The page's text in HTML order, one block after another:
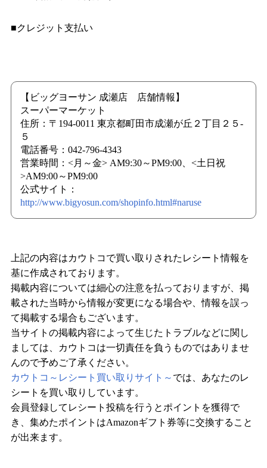
■クレジット支払い
【ビッグヨーサン 成瀬店 店舗情報】
スーパーマーケット
住所：〒194-0011 東京都町田市成瀬が丘２丁目２５-
５
電話番号：042-796-4343
営業時間：<月～金> AM9:30～PM9:00、<土日祝
>AM9:00～PM9:00
公式サイト：
http://www.bigyosun.com/shopinfo.html#naruse
上記の内容はカウトコで買い取りされたレシート情報を
基に作成されております。
掲載内容については細心の注意を払っておりますが、掲
載された当時から情報が変更になる場合や、情報を誤っ
て掲載する場合もございます。
当サイトの掲載内容によって生じたトラブルなどに関し
ましては、カウトコは一切責任を負うものではありませ
んので予めご了承ください。
カウトコ～レシート買い取りサイト～ では、あなたのレ
シートを買い取りしています。
会員登録してレシート投稿を行うとポイントを獲得で
き、集めたポイントはAmazonギフト券等に交換すること
が出来ます。